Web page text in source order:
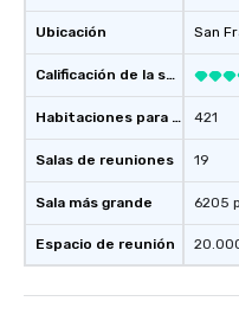
Ubicación
Calificación de la sede
Habitaciones para huéspedes
Salas de reuniones
Sala más grande
Espacio de reunión
San
421
19
6205